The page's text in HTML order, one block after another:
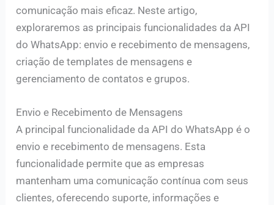
comunicação mais eficaz. Neste artigo,
exploraremos as principais funcionalidades da API
do WhatsApp: envio e recebimento de mensagens,
criação de templates de mensagens e
gerenciamento de contatos e grupos.
Envio e Recebimento de Mensagens
A principal funcionalidade da API do WhatsApp é o
envio e recebimento de mensagens. Esta
funcionalidade permite que as empresas
mantenham uma comunicação contínua com seus
clientes, oferecendo suporte, informações e